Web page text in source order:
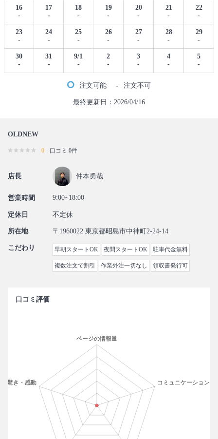
16
-
17
-
18
-
19
-
20
-
21
-
22
-
23
-
24
-
25
-
26
-
27
-
28
-
29
-
30
-
31
-
9/1
-
2
-
3
-
4
-
5
-
注文可能 - 注文不可
最終更新日：2026/04/16
OLDNEW
0 口コミ 0件
店長 仲本勇哉
営業時間 9:00~18:00
定休日 不定休
所在地 〒1960022 東京都昭島市中神町2-24-14
こだわり 早朝スタートOK 夜間スタートOK 駐車代金無料
複数注文で割引 作業外注一切なし 領収書発行可
口コミ評価